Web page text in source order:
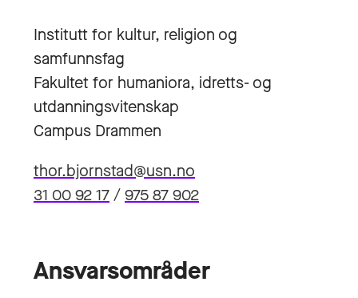
Institutt for kultur, religion og
samfunnsfag
Fakultet for humaniora, idretts- og
utdanningsvitenskap
Campus Drammen
thor.bjornstad@usn.no
31 00 92 17/975 87 902
Ansvarsområder